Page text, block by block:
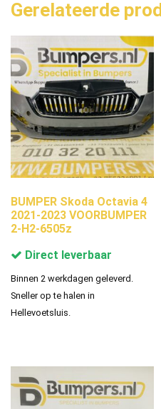
Gerelateerde
BUMPER Skoda Octavia 4
2021-2023 VOORBUMPER
2-H2-6505z
Direct leverbaar
Binnen 2 werkdagen geleverd.
Sneller op te halen in
Hellevoetsluis.